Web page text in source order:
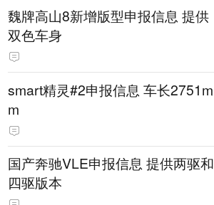
魏牌高山8新增版型申报信息 提供
双色车身
smart精灵#2申报信息 车长2751m
m
国产奔驰VLE申报信息 提供两驱和
四驱版本